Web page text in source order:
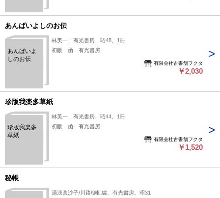
あんばいよしのお伝
あんばいよ
しのお伝
林美一、有光書房、昭48、1冊
初版 函 有光書房
有限会社古書舗フクタ
￥2,030
珍版我楽多草紙
珍版我楽多
草紙
林美一、有光書房、昭44、1冊
初版 函 有光書房
有限会社古書舗フクタ
￥1,520
秘帳
湯浅眞沙子/川路柳虹編、有光書房、昭31